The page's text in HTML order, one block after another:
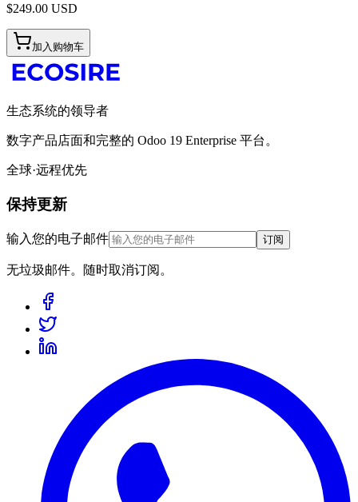
$249.00 USD
加入购物车
生态系统的领导者
数字产品店面和完整的 Odoo 19 Enterprise 平台。
全球·远程优先
保持更新
输入您的电子邮件 订阅
无垃圾邮件。随时取消订阅。